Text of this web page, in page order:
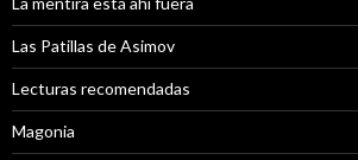
Las Patillas de Asimov
Lecturas recomendadas
Magonia